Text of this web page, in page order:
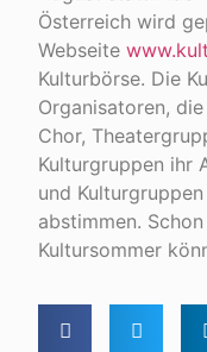
Österreich wird
Webseite
Kulturbörse. Die
Organisatoren,
Chor,
Kulturgruppen ihr
und
abstimmen.
Kultursommer